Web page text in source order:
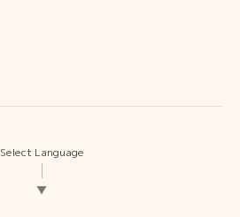
Select Language
▼